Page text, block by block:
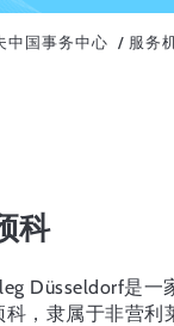
中国事务中心 服务
科
Düsseldorf是一
，隶属于非营利